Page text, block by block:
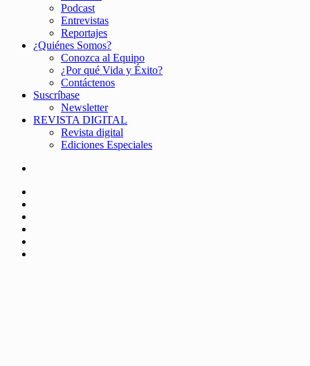
Podcast
Entrevistas
Reportajes
¿Quiénes Somos?
Conozca al Equipo
¿Por qué Vida y Éxito?
Contáctenos
Suscríbase
Newsletter
REVISTA DIGITAL
Revista digital
Ediciones Especiales